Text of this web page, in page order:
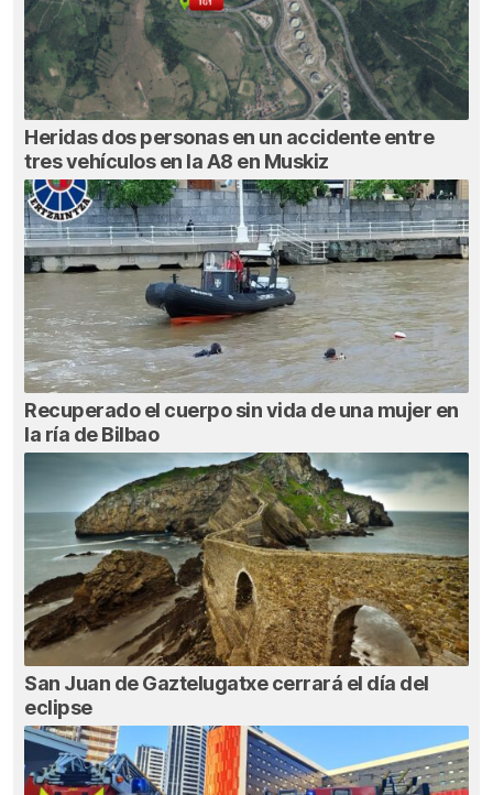
Heridas dos personas en un accidente entre
tres vehículos en la A8 en Muskiz
Recuperado el cuerpo sin vida de una mujer en
la ría de Bilbao
San Juan de Gaztelugatxe cerrará el día del
eclipse